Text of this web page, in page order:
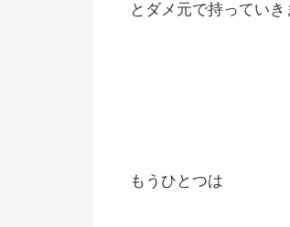
とダメ元で持っていき
もうひとつは